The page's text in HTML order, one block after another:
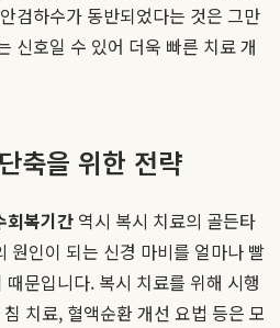
검하수가 동반되었다는 것은 그만
신호일 수 있어 더욱 빠른 치료 개
축을 위한 전략
회복기간 역시 복시 치료의 골든타
원인이 되는 신경 마비를 얼마나 빨
문입니다. 복시 치료를 위해 시행
치료, 혈액순환 개선 요법 등은 모